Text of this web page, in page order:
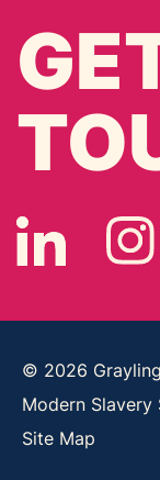
© 2026 Grayling
Modern Slavery
Site Map